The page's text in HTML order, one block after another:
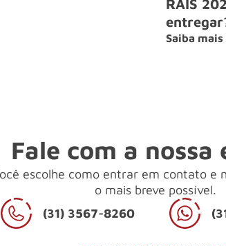
RAIS
Saiba
Fale com a nossa
escolhe como entrar em contato e
o mais breve possível.
(31) 3567-8260